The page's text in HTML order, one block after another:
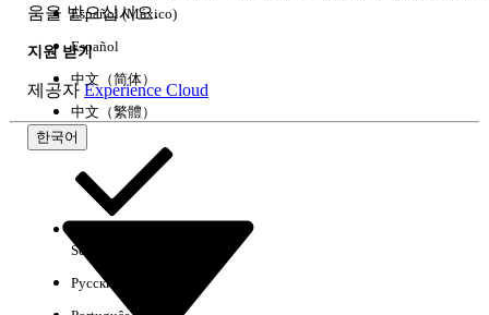
움을 받으십시오.
지원 받기
제공자 Experience Cloud
한국어
Español (México)
Español
中文（简体）
中文（繁體）
Select Org
Русский